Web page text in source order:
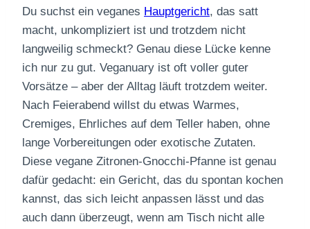
Du suchst ein veganes Hauptgericht, das satt
macht, unkompliziert ist und trotzdem nicht
langweilig schmeckt? Genau diese Lücke kenne
ich nur zu gut. Veganuary ist oft voller guter
Vorsätze – aber der Alltag läuft trotzdem weiter.
Nach Feierabend willst du etwas Warmes,
Cremiges, Ehrliches auf dem Teller haben, ohne
lange Vorbereitungen oder exotische Zutaten.
Diese vegane Zitronen-Gnocchi-Pfanne ist genau
dafür gedacht: ein Gericht, das du spontan kochen
kannst, das sich leicht anpassen lässt und das
auch dann überzeugt, wenn am Tisch nicht alle